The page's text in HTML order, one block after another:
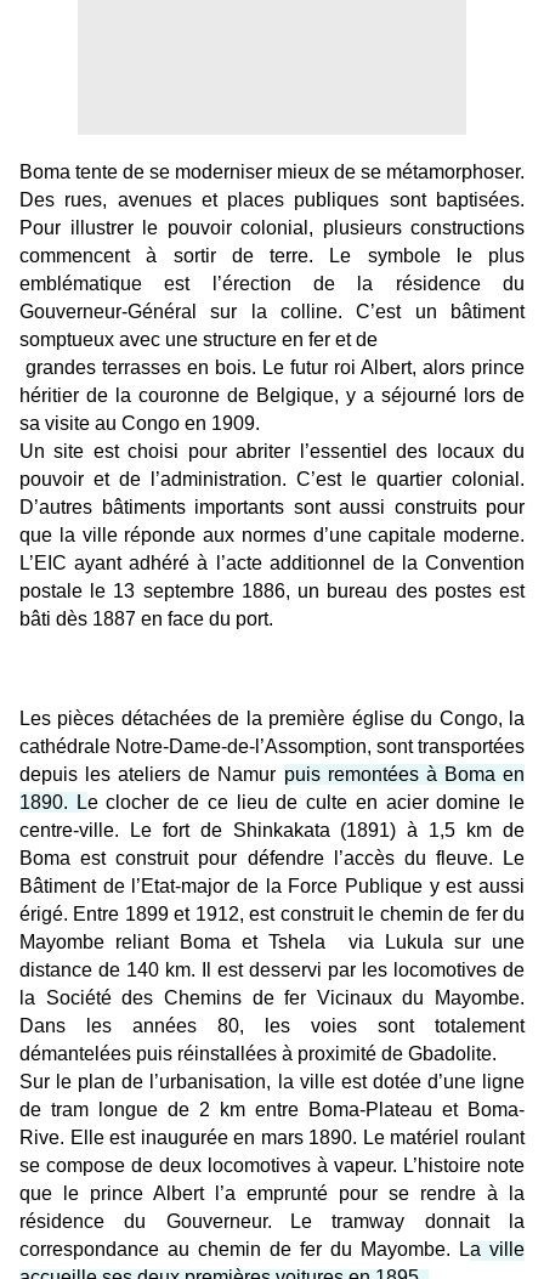
Boma tente de se moderniser mieux de se métamorphoser.
Des rues, avenues et places publiques sont baptisées.
Pour illustrer le pouvoir colonial, plusieurs constructions
commencent à sortir de terre. Le symbole le plus
emblématique est l’érection de la résidence du
Gouverneur-Général sur la colline. C’est un bâtiment
somptueux avec une structure en fer et de
grandes terrasses en bois. Le futur roi Albert, alors prince
héritier de la couronne de Belgique, y a séjourné lors de
sa visite au Congo en 1909.
Un site est choisi pour abriter l’essentiel des locaux du
pouvoir et de l’administration. C’est le quartier colonial.
D’autres bâtiments importants sont aussi construits pour
que la ville réponde aux normes d’une capitale moderne.
L’EIC ayant adhéré à l’acte additionnel de la Convention
postale le 13 septembre 1886, un bureau des postes est
bâti dès 1887 en face du port.
Les pièces détachées de la première église du Congo, la
cathédrale Notre-Dame-de-l’Assomption, sont transportées
depuis les ateliers de Namur puis remontées à Boma en
1890. Le clocher de ce lieu de culte en acier domine le
centre-ville. Le fort de Shinkakata (1891) à 1,5 km de
Boma est construit pour défendre l’accès du fleuve. Le
Bâtiment de l’Etat-major de la Force Publique y est aussi
érigé. Entre 1899 et 1912, est construit le chemin de fer du
Mayombe reliant Boma et Tshela via Lukula sur une
distance de 140 km. Il est desservi par les locomotives de
la Société des Chemins de fer Vicinaux du Mayombe.
Dans les années 80, les voies sont totalement
démantelées puis réinstallées à proximité de Gbadolite.
Sur le plan de l’urbanisation, la ville est dotée d’une ligne
de tram longue de 2 km entre Boma-Plateau etBoma-
Rive. Elle est inaugurée en mars 1890. Le matériel roulant
se compose de deux locomotives à vapeur. L’histoire note
que le prince Albert l’a emprunté pour se rendre à la
résidence du Gouverneur.
Le tramway donnait la
correspondance au chemin de fer du Mayombe. La ville